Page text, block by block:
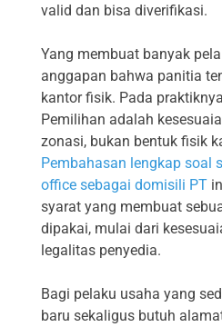
valid dan bisa diverifikasi.
Yang membuat banyak
anggapan bahwa panitia
kantor fisik. Pada
Pemilihan adalah
zonasi, bukan bentuk fisik
Pembahasan lengkap soal
office sebagai domisili PT
syarat yang membuat
dipakai, mulai dari
legalitas penyedia.
Bagi pelaku usaha yang
baru sekaligus butuh